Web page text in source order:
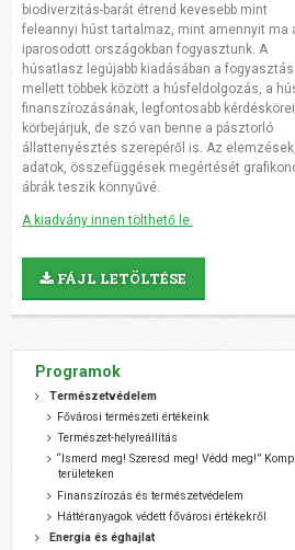
biodiverzitás-barát étrend kevesebb mint
feleannyi húst tartalmaz, mint amennyit ma
iparosodott országokban fogyasztunk. A
húsatlasz legújabb kiadásában a fogyasztás
mellett többek között a húsfeldolgozás, a
finanszírozásának, legfontosabb
körbejárjuk, de szó van benne a pásztorló
állattenyésztés szerepéről is. Az elemzések,
adatok, összefüggések megértését
ábrák teszik könnyűvé.
A kiadvány innen tölthető le.
FÁJL LETÖLTÉSE
Programok
Természetvédelem
Fővárosi természeti értékeink
Természet-helyreállítás
“Ismerd meg! Szeresd meg! Védd meg!”
területeken
Finanszírozás és természetvédelem
Háttéranyagok védett fővárosi értékekről
Energia és éghajlat